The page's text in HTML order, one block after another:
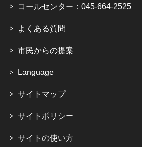
コールセンター：045-664-2525
よくある質問
市民からの提案
Language
サイトマップ
サイトポリシー
サイトの使い方